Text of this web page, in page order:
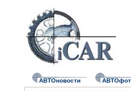
АВТОновости